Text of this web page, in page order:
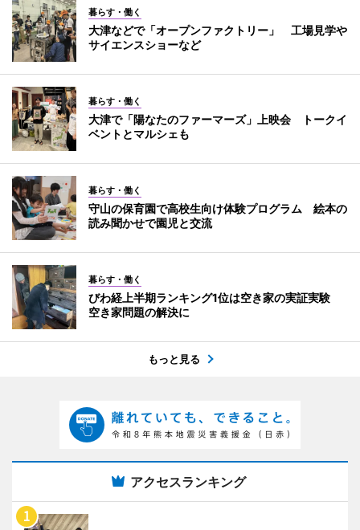
暮らす・働く
大津などで「オープンファクトリー」 工場見学や
サイエンスショーなど
暮らす・働く
大津で「陽なたのファーマーズ」上映会 トークイ
ベントとマルシェも
暮らす・働く
守山の保育園で高校生向け体験プログラム 絵本の
読み聞かせで園児と交流
暮らす・働く
びわ経上半期ランキング1位は空き家の実証実験
空き家問題の解決に
もっと見る
アクセスランキング